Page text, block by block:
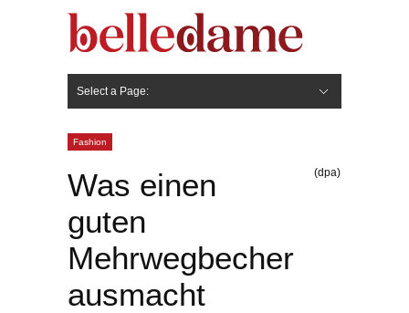
Select a Page:
Fashion
Was einen
guten
Mehrwegbecher
ausmacht
(dpa)